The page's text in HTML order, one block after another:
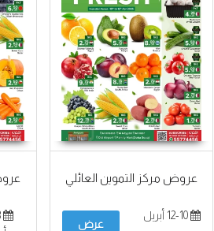
عروض مركز التموين العائلي
عرض